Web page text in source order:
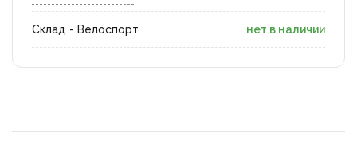
Склад - Велоспорт нет в наличии